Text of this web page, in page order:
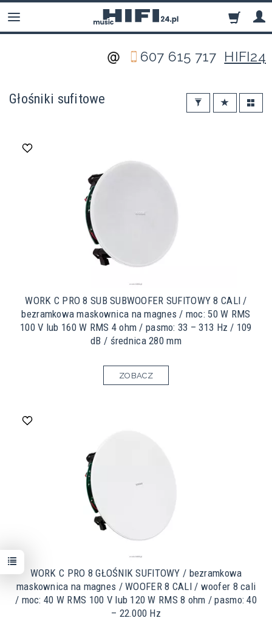
607 615 717 HIFI24
Głośniki sufitowe
WORK C PRO 8 SUB SUBWOOFER SUFITOWY 8 CALI /
bezramkowa maskownica na magnes / moc: 50 W RMS
100 V lub 160 W RMS 4 ohm / pasmo: 33 – 313 Hz / 109
dB / średnica 280 mm
ZOBACZ
WORK C PRO 8 GŁOŚNIK SUFITOWY / bezramkowa
maskownica na magnes / WOOFER 8 CALI / woofer 8 cali
/ moc: 40 W RMS 100 V lub 120 W RMS 8 ohm / pasmo: 40
– 22.000 Hz